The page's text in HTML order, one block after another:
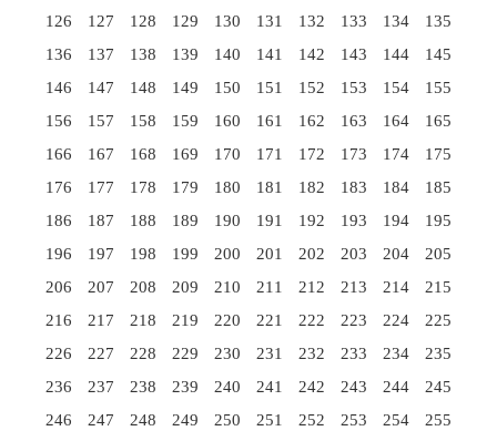
126
127 128 129 130 131 132 133 134
135
136
137 138 139 140 141 142 143 144
145
146
147 148 149 150 151 152 153 154
155
156
157 158 159 160 161 162 163 164
165
166
167 168 169 170 171 172 173 174
175
176
177 178 179 180 181 182 183 184
185
186
187 188 189 190 191 192 193 194
195
196
197 198 199 200 201 202 203 204
205
206
207 208 209 210 211 212 213 214
215
216
217 218 219 220 221 222 223 224
225
226
227 228 229 230 231 232 233 234
235
236
237 238 239 240 241 242 243 244
245
246
247 248 249 250 251 252 253 254
255